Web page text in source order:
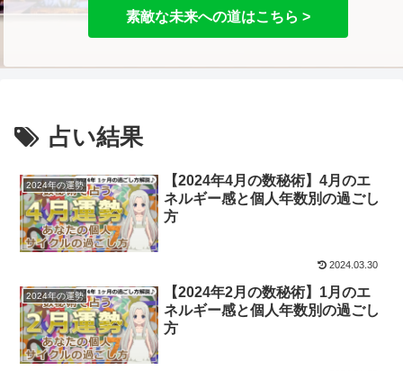
素敵な未来への道はこちら >
占い結果
2024年の運勢
【2024年4月の数秘術】4月のエ
ネルギー感と個人年数別の過ごし
方
2024.03.30
2024年の運勢
【2024年2月の数秘術】1月のエ
ネルギー感と個人年数別の過ごし
方